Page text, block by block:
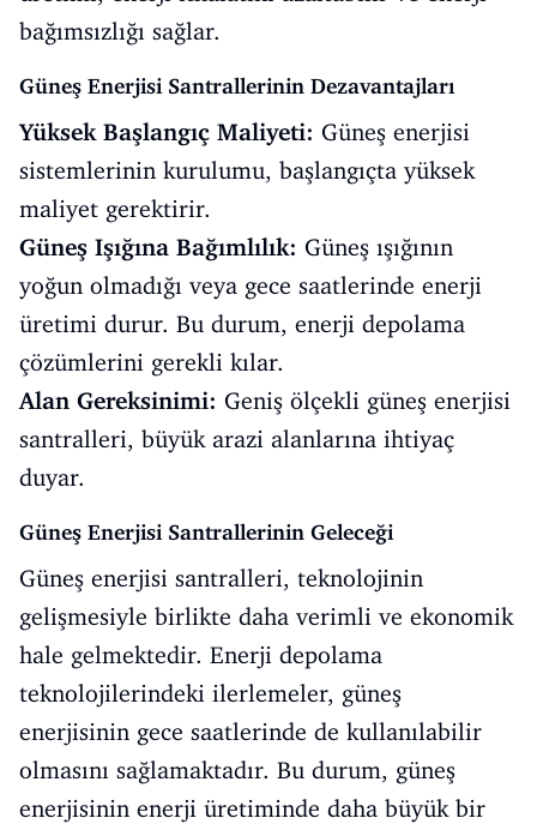
bağımsızlığı sağlar.
Güneş Enerjisi Santrallerinin Dezavantajları
Yüksek Başlangıç Maliyeti: Güneş enerjisi
sistemlerinin kurulumu, başlangıçta yüksek
maliyet gerektirir.
Güneş Işığına Bağımlılık: Güneş ışığının
yoğun olmadığı veya gece saatlerinde enerji
üretimi durur. Bu durum, enerji depolama
çözümlerini gerekli kılar.
Alan Gereksinimi: Geniş ölçekli güneş enerjisi
santralleri, büyük arazi alanlarına ihtiyaç
duyar.
Güneş Enerjisi Santrallerinin Geleceği
Güneş enerjisi santralleri, teknolojinin
gelişmesiyle birlikte daha verimli ve ekonomik
hale gelmektedir. Enerji depolama
teknolojilerindeki ilerlemeler, güneş
enerjisinin gece saatlerinde de kullanılabilir
olmasını sağlamaktadır. Bu durum, güneş
enerjisinin enerji üretiminde daha büyük bir